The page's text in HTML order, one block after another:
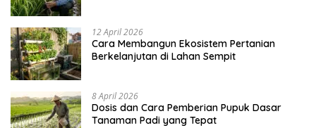
12 April 2026
Cara Membangun Ekosistem Pertanian
Berkelanjutan di Lahan Sempit
8 April 2026
Dosis dan Cara Pemberian Pupuk Dasar
Tanaman Padi yang Tepat